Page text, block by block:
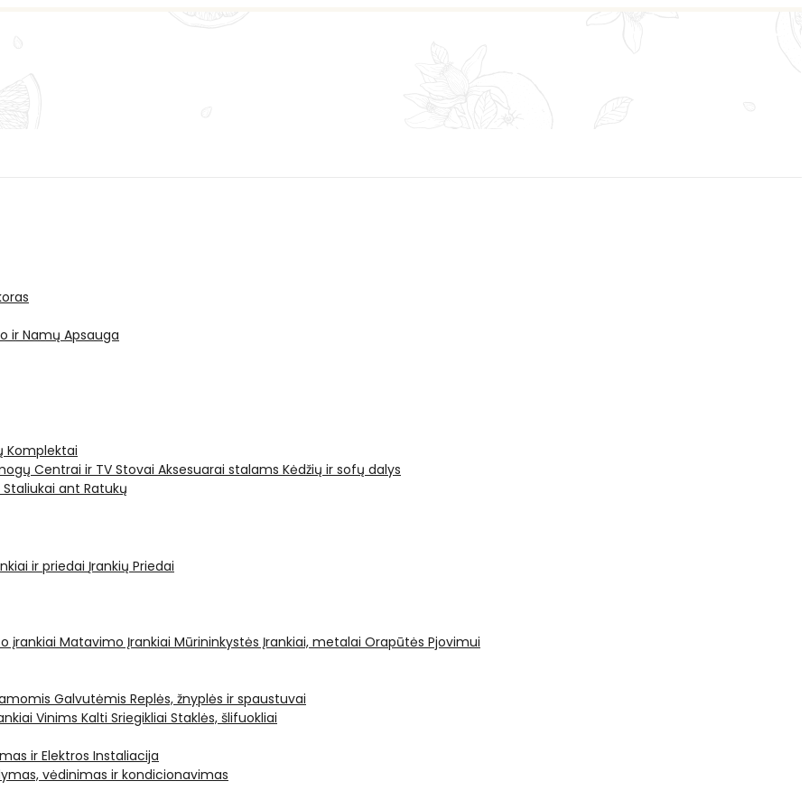
ir Namų Apsauga
Komplektai
Centrai ir TV Stovai Aksesuarai stalams Kėdžių ir sofų dalys
Staliukai ant Ratukų
ir priedai Įrankių Priedai
įrankiai Matavimo Įrankiai Mūrininkystės Įrankiai, metalai Orapūtės Pjovimui
Galvutėmis Replės, žnyplės ir spaustuvai
Vinims Kalti Sriegikliai Staklės, šlifuokliai
ir Elektros Instaliacija
vėdinimas ir kondicionavimas